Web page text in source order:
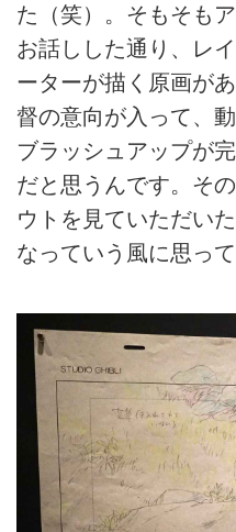
た（笑）。そもそも
お話しした通り、レ
ーターが描く原画が
督の意向が入って、
ブラッシュアップが
だと思うんです。そ
ウトを見ていただい
なっていう風に思って